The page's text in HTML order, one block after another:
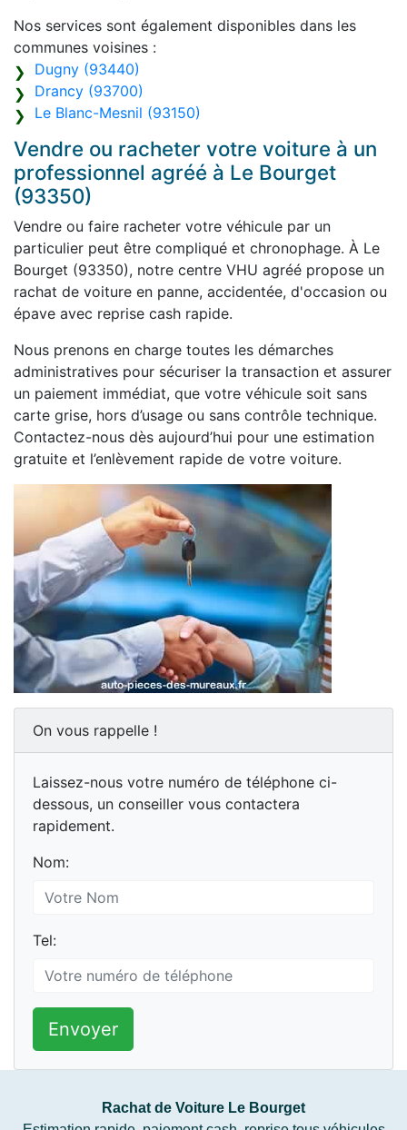
Nos services sont également disponibles dans les
communes voisines :
Dugny (93440)
Drancy (93700)
Le Blanc-Mesnil (93150)
Vendre ou racheter votre voiture à un
professionnel agréé à Le Bourget
(93350)
Vendre ou faire racheter votre véhicule par un
particulier peut être compliqué et chronophage. À Le
Bourget (93350), notre centre VHU agréé propose un
rachat de voiture en panne, accidentée, d'occasion ou
épave avec reprise cash rapide.
Nous prenons en charge toutes les démarches
administratives pour sécuriser la transaction et assurer
un paiement immédiat, que votre véhicule soit sans
carte grise, hors d’usage ou sans contrôle technique.
Contactez-nous dès aujourd’hui pour une estimation
gratuite et l’enlèvement rapide de votre voiture.
On vous rappelle !
Laissez-nous votre numéro de téléphone ci-
dessous, un conseiller vous contactera
rapidement.
Nom:
Tel:
Envoyer
Rachat de Voiture Le Bourget